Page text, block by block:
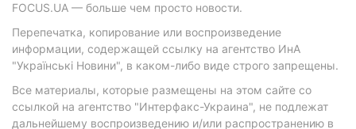
FOCUS.UA — больше чем просто новости.
Перепечатка, копирование или воспроизведение
информации, содержащей ссылку на агентство ИнА
"Українські Новини", в каком-либо виде строго запрещены.
Все материалы, которые размещены на этом сайте со
ссылкой на агентство "Интерфакс-Украина", не подлежат
дальнейшему воспроизведению и/или распространению в